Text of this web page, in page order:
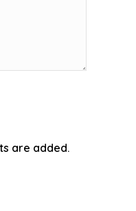
are added.